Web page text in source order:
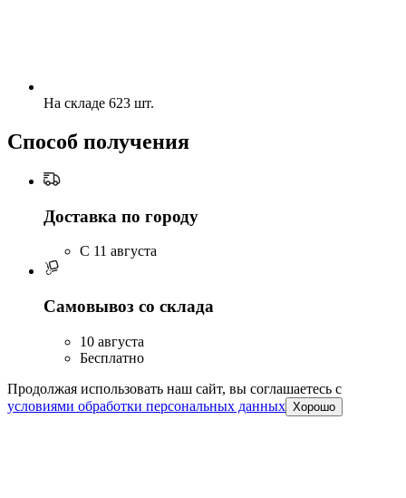
На складе 623 шт.
Способ получения
Доставка по городу
C 11 августа
Самовывоз со склада
10 августа
Бесплатно
Продолжая использовать наш сайт, вы соглашаетесь c
условиями обработки персональных данных Хорошо